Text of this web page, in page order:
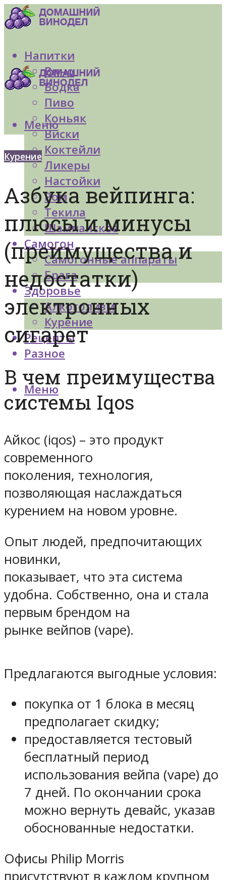
Напитки
Вино
Водка
Пиво
Коньяк
Виски
Коктейли
Ликеры
Настойки
Ром
Текила
Шампанское
Самогон
Самогонные аппараты
Брага
Здоровье
Алкоголизм
Курение
Рецепты
Разное
Меню
Меню
Курение
Азбука вейпинга:
плюсы и минусы
(преимущества и
недостатки)
электронных
сигарет
В чем преимущества
системы Iqos
Айкос (iqos) – это продукт
современного
поколения, технология,
позволяющая наслаждаться
курением на новом уровне.
Опыт людей, предпочитающих
новинки,
показывает, что эта система
удобна. Собственно, она и стала
первым брендом на
рынке вейпов (vape).
Предлагаются выгодные условия:
покупка от 1 блока в месяц
предполагает скидку;
предоставляется тестовый
бесплатный период
использования вейпа (vape) до
7 дней. По окончании срока
можно вернуть девайс, указав
обоснованные недостатки.
Офисы Philip Morris
присутствуют в каждом крупном